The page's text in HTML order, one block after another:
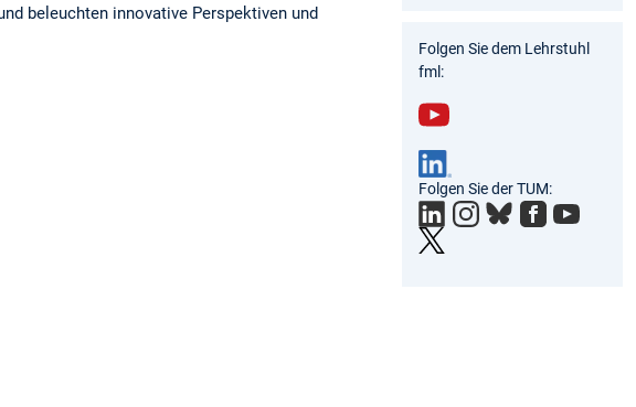
beleuchten innovative Perspektiven und
Folgen Sie dem Lehrstuhl
fml:
You
tub
e
Folgen Sie der TUM: